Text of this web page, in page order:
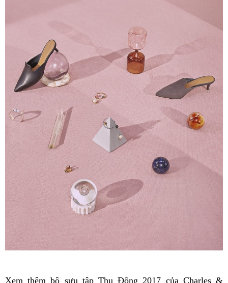
Xem thêm bộ sưu tập Thu Đông 2017 của Charles &